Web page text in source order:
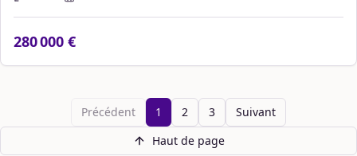
280 000 €
Précédent 1 2 3
Suivant
Haut de page